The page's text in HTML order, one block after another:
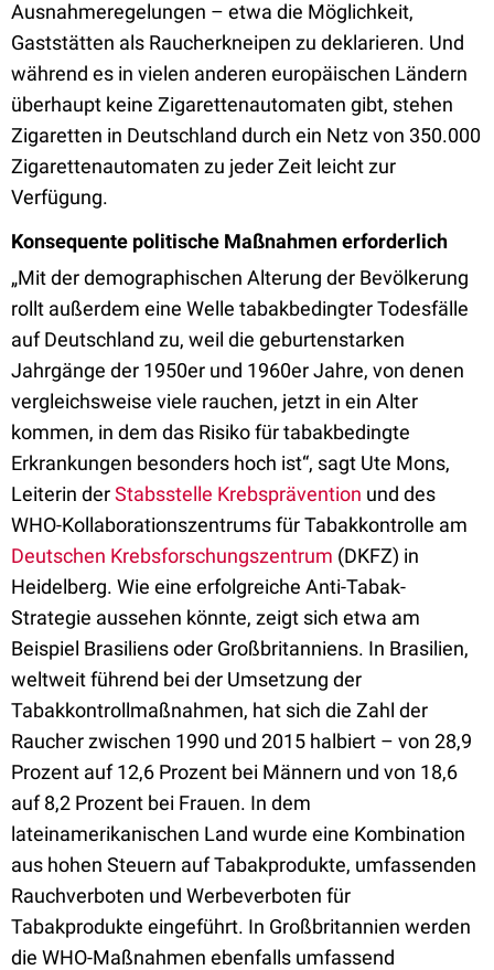
Ausnahmeregelungen – etwa die Möglichkeit,
Gaststätten als Raucherkneipen zu deklarieren. Und
während es in vielen anderen europäischen Ländern
überhaupt keine Zigarettenautomaten gibt, stehen
Zigaretten in Deutschland durch ein Netz von 350.000
Zigarettenautomaten zu jeder Zeit leicht zur
Verfügung.
Konsequente politische Maßnahmen erforderlich
„Mit der demographischen Alterung der Bevölkerung
rollt außerdem eine Welle tabakbedingter Todesfälle
auf Deutschland zu, weil die geburtenstarken
Jahrgänge der 1950er und 1960er Jahre, von denen
vergleichsweise viele rauchen, jetzt in ein Alter
kommen, in dem das Risiko für tabakbedingte
Erkrankungen besonders hoch ist“, sagt Ute Mons,
Leiterin derStabsstelle Krebsprävention und des
WHO-Kollaborationszentrums für Tabakkontrolle am
Deutschen Krebsforschungszentrum (DKFZ) in
Heidelberg. Wie eine erfolgreiche Anti-Tabak-
Strategie aussehen könnte, zeigt sich etwa am
Beispiel Brasiliens oder Großbritanniens. In Brasilien,
weltweit führend bei der Umsetzung der
Tabakkontrollmaßnahmen, hat sich die Zahl der
Raucher zwischen 1990 und 2015 halbiert – von 28,9
Prozent auf 12,6 Prozent bei Männern und von 18,6
auf 8,2 Prozent bei Frauen. In dem
lateinamerikanischen Land wurde eine Kombination
aus hohen Steuern auf Tabakprodukte, umfassenden
Rauchverboten und Werbeverboten für
Tabakprodukte eingeführt. In Großbritannien werden
die WHO-Maßnahmen ebenfalls umfassend